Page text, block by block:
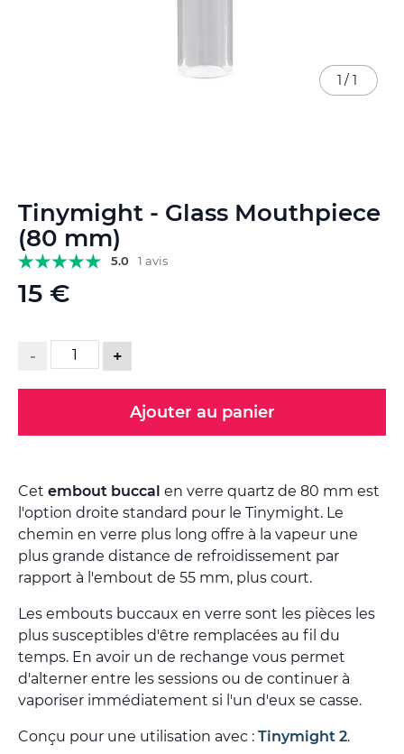
Tinymight - Glass Mouthpiece
(80 mm)
5.0 1 avis
15 €
- +
Ajouter au panier
Cet embout buccal en verre quartz de 80 mm est
l'option droite standard pour le Tinymight. Le
chemin en verre plus long offre à la vapeur une
plus grande distance de refroidissement par
rapport à l'embout de 55 mm, plus court.
Les embouts buccaux en verre sont les pièces les
plus susceptibles d'être remplacées au fil du
temps. En avoir un de rechange vous permet
d'alterner entre les sessions ou de continuer à
vaporiser immédiatement si l'un d'eux se casse.
Conçu pour une utilisation avec : Tinymight 2.
1 / 1
to
the
beginning
of
the
images